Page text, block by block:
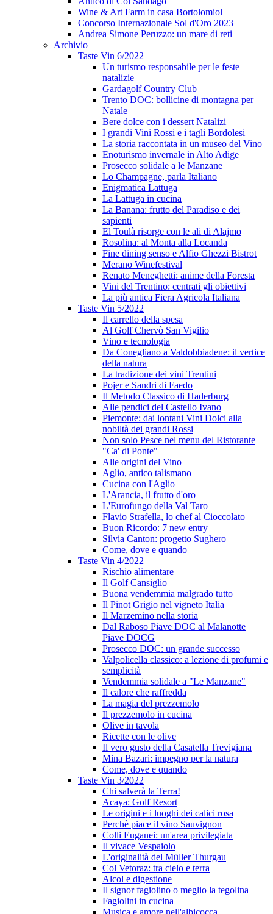
Wine & Art Farm in casa Bortolomiol
Concorso Internazionale Sol d'Oro 2023
Andrea Simone Peruzzo: un mare di reti
Archivio
Taste Vin 6/2022
Un turismo responsabile per le feste
natalizie
Gardagolf Country Club
Trento DOC: bollicine di montagna per
Natale
Bere dolce con i dessert Natalizi
I grandi Vini Rossi e i tagli Bordolesi
La storia raccontata in un museo del Vino
Enoturismo invernale in Alto Adige
Prosecco solidale a le Manzane
Lo Champagne, parla Italiano
Enigmatica Lattuga
La Lattuga in cucina
La Banana: frutto del Paradiso e dei
sapienti
El Toulà risorge con le ali di Alajmo
Rosolina: al Monta alla Locanda
Fine dining senso e Alfio Ghezzi Bistrot
Merano Winefestival
Renato Meneghetti: anime della Foresta
Vini del Trentino: centrati gli obiettivi
La più antica Fiera Agricola Italiana
Taste Vin 5/2022
Il carrello della spesa
Al Golf Chervò San Vigilio
Vino e tecnologia
Da Conegliano a Valdobbiadene: il vertice
della natura
La tradizione dei vini Trentini
Pojer e Sandri di Faedo
Il Metodo Classico di Haderburg
Alle pendici del Castello Ivano
Piemonte: dai lontani Vini Dolci alla
nobiltà dei grandi Rossi
Non solo Pesce nel menu del Ristorante
"Ca' di Ponte"
Alle origini del Vino
Aglio, antico talismano
Cucina con l'Aglio
L'Arancia, il frutto d'oro
L'Eurofungo della Val Taro
Flavio Strafella, lo chef al Cioccolato
Buon Ricordo: 7 new entry
Silvia Canton: progetto Sughero
Come, dove e quando
Taste Vin 4/2022
Rischio alimentare
Il Golf Cansiglio
Buona vendemmia malgrado tutto
Il Pinot Grigio nel vigneto Italia
Il Marzemino nella storia
Dal Raboso Piave DOC al Malanotte
Piave DOCG
Prosecco DOC: un grande successo
Valpolicella classico: a lezione di profumi e
semplicità
Vendemmia solidale a "Le Manzane"
Il calore che raffredda
La magia del prezzemolo
Il prezzemolo in cucina
Olive in tavola
Ricette con le olive
Il vero gusto della Casatella Trevigiana
Mina Bazari: impegno per la natura
Come, dove e quando
Taste Vin 3/2022
Chi salverà la Terra!
Acaya: Golf Resort
Le origini e i luoghi dei calici rosa
Perchè piace il vino Sauvignon
Colli Euganei: un'area privilegiata
Il vivace Vespaiolo
L'originalità del Müller Thurgau
Col Vetoraz: tra cielo e terra
Alcol e digestione
Il signor fagiolino o meglio la tegolina
Fagiolini in cucina
Musica e amore nell'albicocca